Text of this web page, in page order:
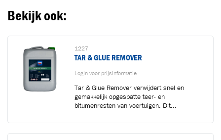
Bekijk ook:
1227
TAR & GLUE REMOVER
Login voor prijsinformatie
Tar & Glue Remover verwijdert snel en
gemakkelijk opgespatte teer- en
bitumenresten van voertuigen. Dit...